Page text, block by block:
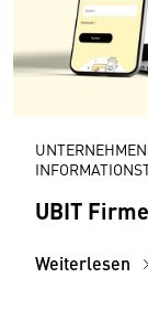
UBIT
Weiterlesen